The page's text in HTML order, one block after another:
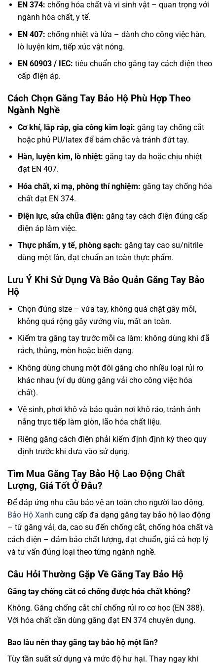
EN 374: chống hóa chất và vi sinh vật – quan trọng với
ngành hóa chất, y tế.
EN 407: chống nhiệt và lửa – dành cho công việc hàn,
lò luyện kim, tiếp xúc vật nóng.
EN 60903 / IEC: tiêu chuẩn cho găng tay cách điện theo
cấp điện áp.
Cách Chọn Găng Tay Bảo Hộ Phù Hợp Theo
Ngành Nghề
Cơ khí, lắp ráp, gia công kim loại: găng tay chống cắt
hoặc phủ PU/latex để bám chắc và tránh đứt tay.
Hàn, luyện kim, lò nhiệt: găng tay da hoặc chịu nhiệt
đạt EN 407.
Hóa chất, xi mạ, phòng thí nghiệm: găng tay chống hóa
chất đạt EN 374.
Điện lực, sửa chữa điện: găng tay cách điện đúng cấp
điện áp làm việc.
Thực phẩm, y tế, phòng sạch: găng tay cao su/nitrile
dùng một lần, đạt chuẩn an toàn thực phẩm.
Lưu Ý Khi Sử Dụng Và Bảo Quản Găng Tay Bảo
Hộ
Chọn đúng size – vừa tay, không quá chật gây mỏi,
không quá rộng gây vướng víu, mất an toàn.
Kiểm tra găng tay trước mỗi ca làm: không dùng khi đã
rách, thủng, mòn hoặc biến dạng.
Không dùng chung một đôi găng cho nhiều loại rủi ro
khác nhau (ví dụ dùng găng vải cho công việc hóa
chất).
Vệ sinh, phơi khô và bảo quản nơi khô ráo, tránh ánh
nắng trực tiếp làm giòn, lão hóa chất liệu.
Riêng găng cách điện phải kiểm định định kỳ theo quy
định trước khi đưa vào sử dụng.
Tìm Mua Găng Tay Bảo Hộ Lao Động Chất
Lượng, Giá Tốt Ở Đâu?
Để đáp ứng nhu cầu bảo vệ an toàn cho người lao động,
Bảo Hộ Xanh cung cấp đa dạng găng tay bảo hộ lao động
– từ găng vải, da, cao su đến chống cắt, chống hóa chất và
cách điện – đảm bảo chất lượng, đạt chuẩn, giá cả hợp lý
và tư vấn đúng loại theo từng ngành nghề.
Câu Hỏi Thường Gặp Về Găng Tay Bảo Hộ
Găng tay chống cắt có chống được hóa chất không?
Không. Găng chống cắt chỉ chống rủi ro cơ học (EN 388).
Với hóa chất cần dùng găng đạt EN 374 chuyên dụng.
Bao lâu nên thay găng tay bảo hộ một lần?
Tùy tần suất sử dụng và mức độ hư hại. Thay ngay khi